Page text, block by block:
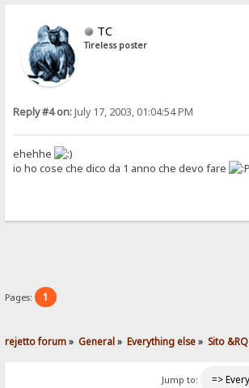
TC
Tireless poster
Reply #4 on:July 17, 2003, 01:04:54 PM
ehehhe
io ho cose che dico da 1 anno che devo fare
Pages: 1
rejetto forum» General» Everything else» Sito &RQ
Jump to: